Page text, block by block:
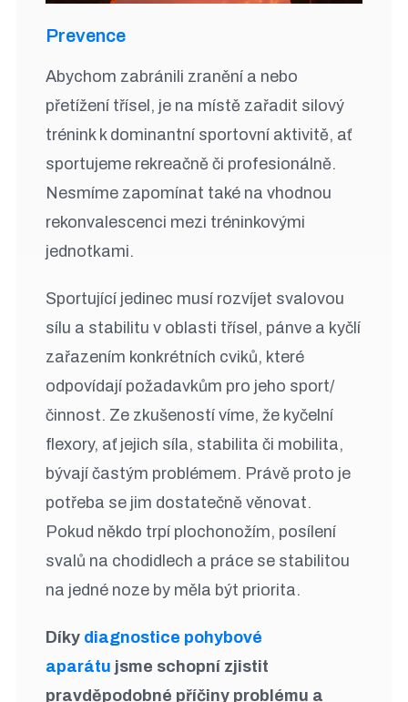
Prevence
Abychom zabránili zranění a nebo
přetížení třísel, je na místě zařadit silový
trénink k dominantní sportovní aktivitě, ať
sportujeme rekreačně či profesionálně.
Nesmíme zapomínat také na vhodnou
rekonvalescenci mezi tréninkovými
jednotkami.
Sportující jedinec musí rozvíjet svalovou
sílu a stabilitu v oblasti třísel, pánve a kyčlí
zařazením konkrétních cviků, které
odpovídají požadavkům pro jeho sport/
činnost. Ze zkušeností víme, že kyčelní
flexory, ať jejich síla, stabilita či mobilita,
bývají častým problémem. Právě proto je
potřeba se jim dostatečně věnovat.
Pokud někdo trpí plochonožím, posílení
svalů na chodidlech a práce se stabilitou
na jedné noze by měla být priorita.
Díky diagnostice pohybové
aparátu jsme schopní zjistit
pravděpodobné příčiny problému a